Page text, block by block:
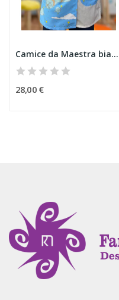
Camice da Maestra bianco del Piccolo Principe
28,00 €